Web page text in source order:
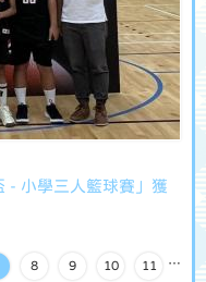
- 小學三人籃球賽」獲
…
8 9 10 11